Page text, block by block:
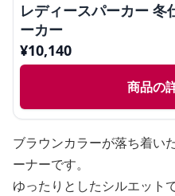
レディースパーカー 冬
ーカー
¥10,140
商品の
ブラウンカラーが落ち着い
ーナーです。
ゆったりとしたシルエット